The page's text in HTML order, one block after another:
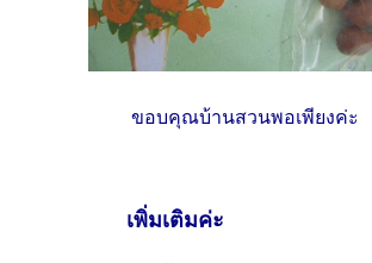
ขอบคุณบ้านสวนพอเพียงค่ะ
เพิ่มเติมค่ะ